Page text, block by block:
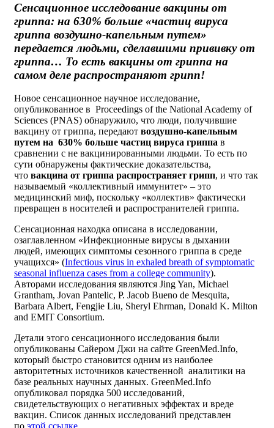
Сенсационное исследование вакцины от
гриппа: на 630% больше «частиц вируса
гриппа воздушно-капельным путем»
передается людьми, сделавшими прививку от
гриппа… То есть вакцины от гриппа на
самом деле распространяют грипп!
Новое сенсационное научное исследование,
опубликованное в Proceedings of the National Academy of
Sciences (PNAS) обнаружило, что люди, получившие
вакцину от гриппа, передают воздушно-капельным
путем на 630% больше частиц вируса гриппа в
сравнении с не вакцинированными людьми. То есть по
сути обнаружены фактические доказательства,
что вакцина от гриппа распространяет грипп, и что так
называемый «коллективный иммунитет» – это
медицинский миф, поскольку «коллектив» фактически
превращен в носителей и распространителей гриппа.
Сенсационная находка описана в исследовании,
озаглавленном «Инфекционные вирусы в дыхании
людей, имеющих симптомы сезонного гриппа в среде
учащихся» (Infectious virus in exhaled breath of symptomatic
seasonal influenza cases from a college community).
Авторами исследования являются Jing Yan, Michael
Grantham, Jovan Pantelic, P. Jacob Bueno de Mesquita,
Barbara Albert, Fengjie Liu, Sheryl Ehrman, Donald K. Milton
and EMIT Consortium.
Детали этого сенсационного исследования были
опубликованы Сайером Джи на сайте GreenMed.Info,
который быстро становится одним из наиболее
авторитетных источников качественной аналитики на
базе реальных научных данных. GreenMed.Info
опубликовал порядка 500 исследований,
свидетельствующих о негативных эффектах и вреде
вакцин. Список данных исследований представлен